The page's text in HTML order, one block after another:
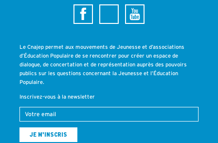
Le Cnajep permet aux mouvements de Jeunesse et d’associations
d’Éducation Populaire de se rencontrer pour créer un espace de
dialogue, de concertation et de représentation auprès des pouvoirs
publics sur les questions concernant la Jeunesse et l’Éducation
Populaire.
Inscrivez-vous à la newsletter